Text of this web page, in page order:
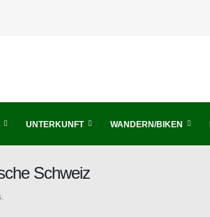
UNTERKUNFT WANDERN/BIKEN
Schweiz